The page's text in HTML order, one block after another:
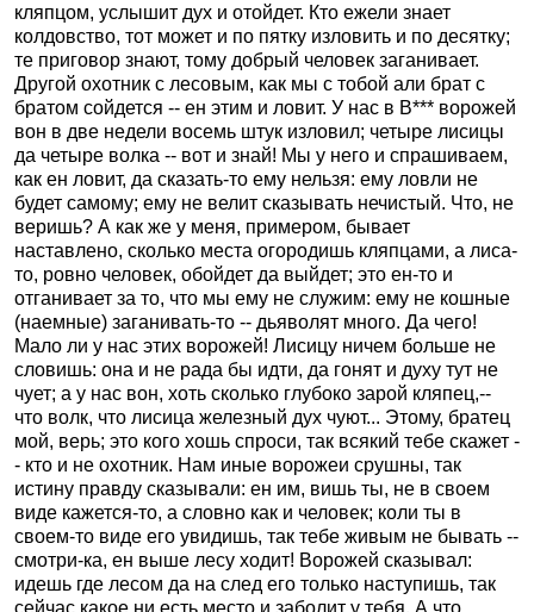
кляпцом, услышит дух и отойдет. Кто ежели знает
колдовство, тот может и по пятку изловить и по десятку;
те приговор знают, тому добрый человек заганивает.
Другой охотник с лесовым, как мы с тобой али брат с
братом сойдется -- ен этим и ловит. У нас в В*** ворожей
вон в две недели восемь штук изловил; четыре лисицы
да четыре волка -- вот и знай! Мы у него и спрашиваем,
как ен ловит, да сказать-то ему нельзя: ему ловли не
будет самому; ему не велит сказывать нечистый. Что, не
веришь? А как же у меня, примером, бывает
наставлено, сколько места огородишь кляпцами, а лиса-
то, ровно человек, обойдет да выйдет; это ен-то и
отганивает за то, что мы ему не служим: ему не кошные
(наемные) заганивать-то -- дьяволят много. Да чего!
Мало ли у нас этих ворожей! Лисицу ничем больше не
словишь: она и не рада бы идти, да гонят и духу тут не
чует; а у нас вон, хоть сколько глубоко зарой кляпец,--
что волк, что лисица железный дух чуют... Этому, братец
мой, верь; это кого хошь спроси, так всякий тебе скажет -
- кто и не охотник. Нам иные ворожеи срушны, так
истину правду сказывали: ен им, вишь ты, не в своем
виде кажется-то, а словно как и человек; коли ты в
своем-то виде его увидишь, так тебе живым не бывать --
смотри-ка, ен выше лесу ходит! Ворожей сказывал:
идешь где лесом да на след его только наступишь, так
сейчас какое ни есть место и заболит у тебя. А что